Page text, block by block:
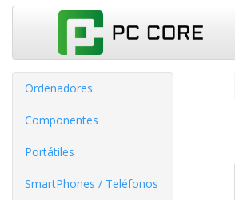
Ordenadores
Componentes
Portátiles
SmartPhones / Teléfonos